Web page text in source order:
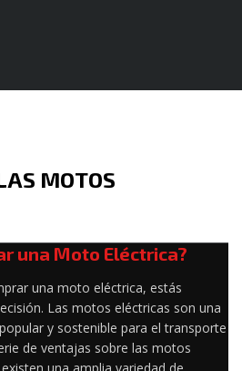
MOTOS
una Moto Eléctrica?
una moto eléctrica, estás
Las motos eléctricas son una
y sostenible para el transporte
de ventajas sobre las motos